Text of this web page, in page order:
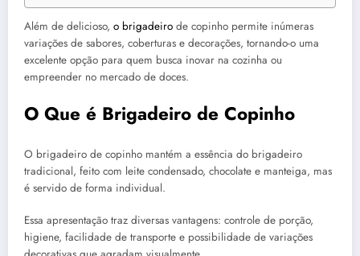
Além de delicioso, o brigadeiro de copinho permite inúmeras
variações de sabores, coberturas e decorações, tornando-o uma
excelente opção para quem busca inovar na cozinha ou
empreender no mercado de doces.
O Que é Brigadeiro de Copinho
O brigadeiro de copinho mantém a essência do brigadeiro
tradicional, feito com leite condensado, chocolate e manteiga, mas
é servido de forma individual.
Essa apresentação traz diversas vantagens: controle de porção,
higiene, facilidade de transporte e possibilidade de variações